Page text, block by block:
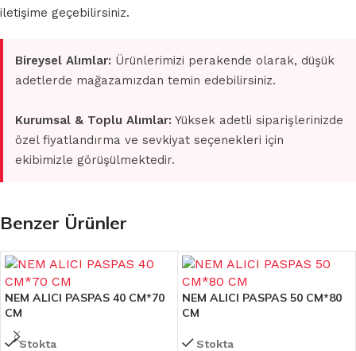
iletişime geçebilirsiniz.
Bireysel Alımlar: Ürünlerimizi perakende olarak, düşük
adetlerde mağazamızdan temin edebilirsiniz.
Kurumsal & Toplu Alımlar: Yüksek adetli siparişlerinizde
özel fiyatlandırma ve sevkiyat seçenekleri için
ekibimizle görüşülmektedir.
Benzer Ürünler
NEM ALICI PASPAS 40 CM*70
CM
Stokta
NEM ALICI PASPAS 50 CM*80
CM
Stokta